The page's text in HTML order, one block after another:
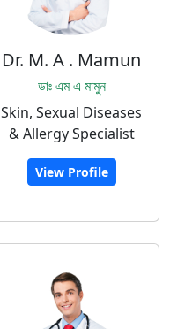
Dr. M. A . Mamun
ডাঃ এম এ মামুন
Skin, Sexual Diseases
& Allergy Specialist
View Profile